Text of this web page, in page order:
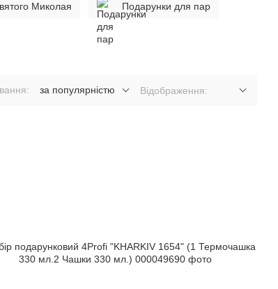
Миколая Подарунки для пар
за популярністю Відображення: